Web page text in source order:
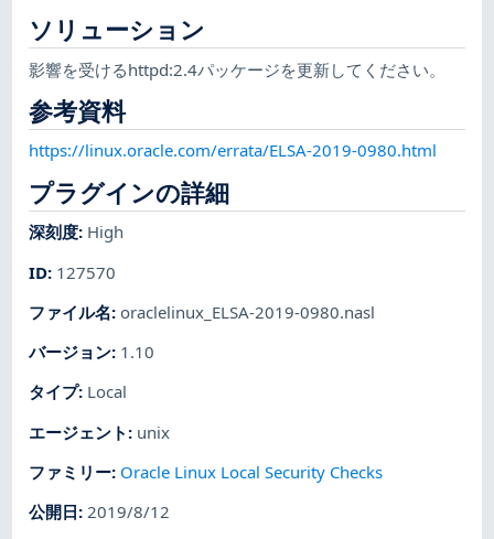
ソリューション
影響を受けるhttpd:2.4パッケージを更新してください。
参考資料
https://linux.oracle.com/errata/ELSA-2019-0980.html
プラグインの詳細
深刻度: High
ID: 127570
ファイル名: oraclelinux_ELSA-2019-0980.nasl
バージョン: 1.10
タイプ: Local
エージェント : unix
ファミリー: Oracle Linux Local Security Checks
公開日:2019/8/12